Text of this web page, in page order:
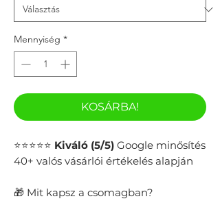
Mennyiség *
KOSÁRBA!
⭐⭐⭐⭐⭐ Kiváló (5/5) Google minősítés
40+ valós vásárlói értékelés alapján
🎁 Mit kapsz a csomagban?